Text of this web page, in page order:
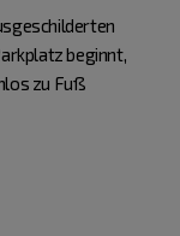
beginnt,
zu Fuß